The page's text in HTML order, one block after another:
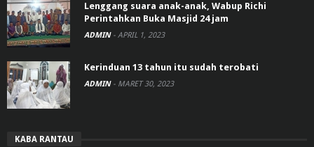
Lenggang suara anak-anak, Wabup Richi
Perintahkan Buka Masjid 24 jam
ADMIN - APRIL 1, 2023
Kerinduan 13 tahun itu sudah terobati
ADMIN - MARET 30, 2023
KABA RANTAU